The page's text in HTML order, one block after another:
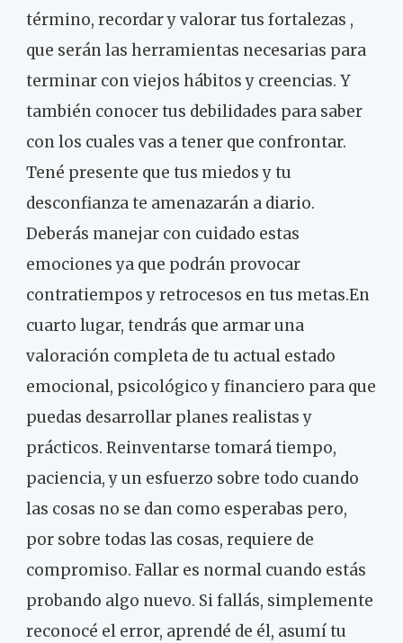
término, recordar y valorar tus fortalezas ,
que serán las herramientas necesarias para
terminar con viejos hábitos y creencias. Y
también conocer tus debilidades para saber
con los cuales vas a tener que confrontar.
Tené presente que tus miedos y tu
desconfianza te amenazarán a diario.
Deberás manejar con cuidado estas
emociones ya que podrán provocar
contratiempos y retrocesos en tus metas.En
cuarto lugar, tendrás que armar una
valoración completa de tu actual estado
emocional, psicológico y financiero para que
puedas desarrollar planes realistas y
prácticos. Reinventarse tomará tiempo,
paciencia, y un esfuerzo sobre todo cuando
las cosas no se dan como esperabas pero,
por sobre todas las cosas, requiere de
compromiso. Fallar es normal cuando estás
probando algo nuevo. Si fallás, simplemente
reconocé el error, aprendé de él, asumí tu